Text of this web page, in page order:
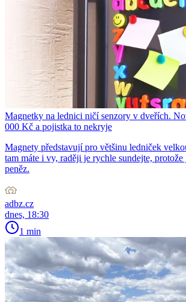
Magnetky na lednici ničí senzory v dveřích.
000 Kč a pojistka to nekryje
Magnety představují pro většinu ledniček
tam máte i vy, raději je rychle sundejte,
peněz.
adbz.cz
dnes, 18:30
1 min